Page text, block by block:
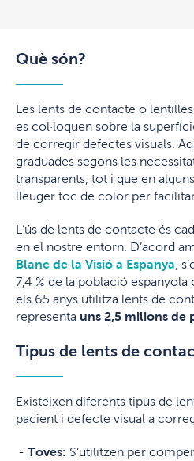
Què són?
Les lents de contacte o
es col·loquen sobre la
de corregir defectes visuals.
graduades segons les
transparents, tot i que en
lleuger toc de color per
L’ús de lents de contacte és
en el nostre entorn. D’acord
Blanc de la Visió a Espanya ,
7,4 % de la població espanyola
els 65 anys utilitza lents de
representa uns 2,5 milions de
Tipus de lents de
Existeixen diferents tipus de
pacient i defecte visual a
Toves: S’utilitzen per